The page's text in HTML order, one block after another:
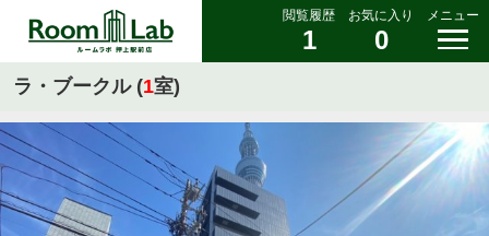
閲覧履歴
1
お気に入り
0
メニュー
ラ・ブークル (1室)